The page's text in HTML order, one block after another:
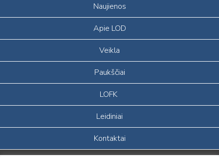
Naujienos
Apie LOD
Veikla
Paukščiai
LOFK
Leidiniai
Kontaktai